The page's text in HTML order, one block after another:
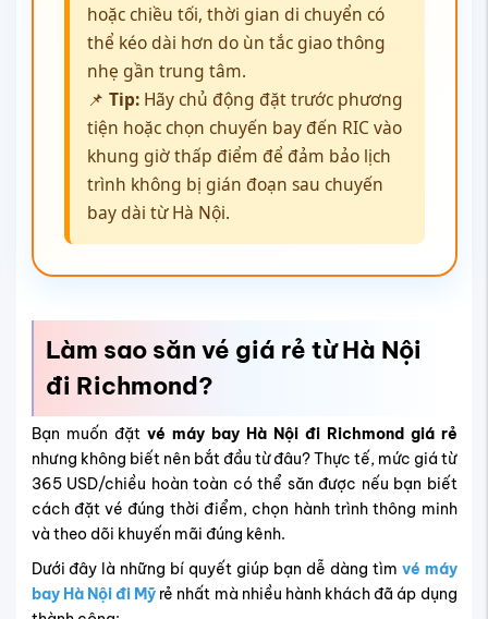
hoặc chiều tối, thời gian di chuyển có
thể kéo dài hơn do ùn tắc giao thông
nhẹ gần trung tâm.
📌 Tip:Hãy chủ động đặt trước phương
tiện hoặc chọn chuyến bay đến RIC vào
khung giờ thấp điểm để đảm bảo lịch
trình không bị gián đoạn sau chuyến
bay dài từ Hà Nội.
Làm sao săn vé giá rẻ từ Hà Nội
đi Richmond?
Bạn muốn đặt vé máy bay Hà Nội đi Richmond giá rẻ
nhưng không biết nên bắt đầu từ đâu? Thực tế, mức giá từ
365 USD/chiều hoàn toàn có thể săn được nếu bạn biết
cách đặt vé đúng thời điểm, chọn hành trình thông minh
và theo dõi khuyến mãi đúng kênh.
Dưới đây là những bí quyết giúp bạn dễ dàng tìm vé máy
bay Hà Nội đi Mỹ rẻ nhất mà nhiều hành khách đã áp dụng